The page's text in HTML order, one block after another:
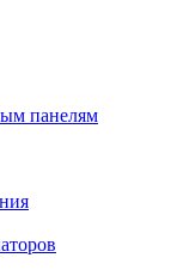
панелям